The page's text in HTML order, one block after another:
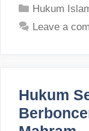
Categories
Hukum
Leave a
Hukum